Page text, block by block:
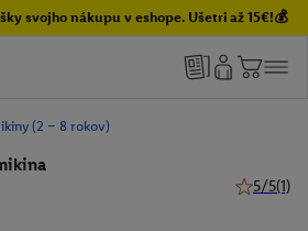
svojho nákupu v eshope. Ušetri až 15€!💰
(2 – 8 rokov)
5/5(1)